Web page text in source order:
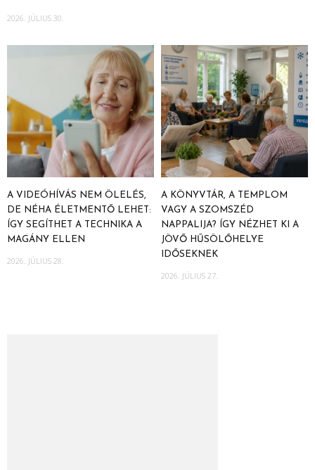
2026. JÚLIUS 30.
A VIDEÓHÍVÁS NEM ÖLELÉS,
DE NÉHA ÉLETMENTŐ LEHET:
ÍGY SEGÍTHET A TECHNIKA A
MAGÁNY ELLEN
2026. JÚLIUS 28.
A KÖNYVTÁR, A TEMPLOM
VAGY A SZOMSZÉD
NAPPALIJA? ÍGY NÉZHET KI A
JÖVŐ HŰSÖLŐHELYE
IDŐSEKNEK
2026. JÚLIUS 27.